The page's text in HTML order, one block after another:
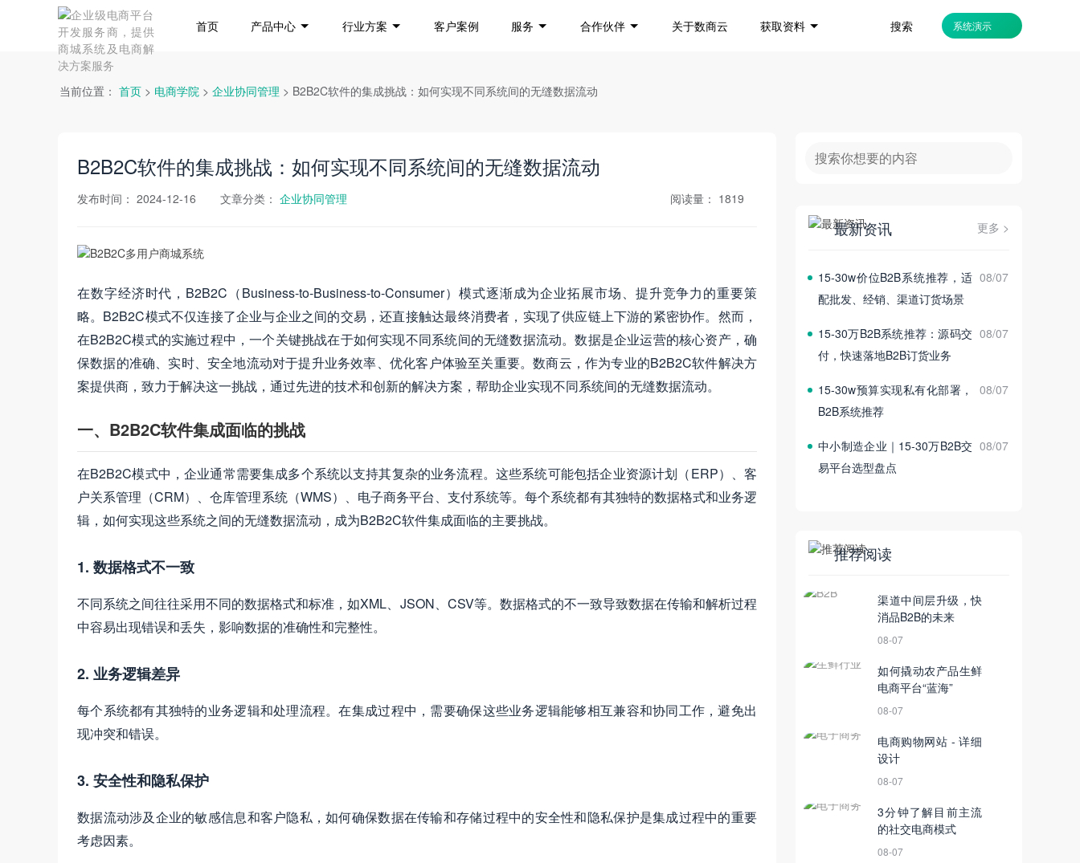
首页 产品中心 行业方案 客户案例 服务 合作伙伴 关于数商云 获取资料 搜索 系统演示
当前位置： 首页 > 电商学院 > 企业协同管理 > B2B2C软件的集成挑战：如何实现不同系统间的无缝数据流动
B2B2C软件的集成挑战：如何实现不同系统间的无缝数据流动
发布时间： 2024-12-16 文章分类： 企业协同管理 阅读量： 1819
在数字经济时代，B2B2C（Business-to-Business-to-Consumer）模式逐渐成为企业拓展市场、提升竞争力的重要策
略。B2B2C模式不仅连接了企业与企业之间的交易，还直接触达最终消费者，实现了供应链上下游的紧密协作。然而，
在B2B2C模式的实施过程中，一个关键挑战在于如何实现不同系统间的无缝数据流动。数据是企业运营的核心资产，确
保数据的准确、实时、安全地流动对于提升业务效率、优化客户体验至关重要。数商云，作为专业的B2B2C软件解决方
案提供商，致力于解决这一挑战，通过先进的技术和创新的解决方案，帮助企业实现不同系统间的无缝数据流动。
一、B2B2C软件集成面临的挑战
在B2B2C模式中，企业通常需要集成多个系统以支持其复杂的业务流程。这些系统可能包括企业资源计划（ERP）、客
户关系管理（CRM）、仓库管理系统（WMS）、电子商务平台、支付系统等。每个系统都有其独特的数据格式和业务逻
辑，如何实现这些系统之间的无缝数据流动，成为B2B2C软件集成面临的主要挑战。
1. 数据格式不一致
不同系统之间往往采用不同的数据格式和标准，如XML、JSON、CSV等。数据格式的不一致导致数据在传输和解析过程
中容易出现错误和丢失，影响数据的准确性和完整性。
2. 业务逻辑差异
每个系统都有其独特的业务逻辑和处理流程。在集成过程中，需要确保这些业务逻辑能够相互兼容和协同工作，避免出
现冲突和错误。
3. 安全性和隐私保护
数据流动涉及企业的敏感信息和客户隐私，如何确保数据在传输和存储过程中的安全性和隐私保护是集成过程中的重要
考虑因素。
最新资讯 更多 >
15‑30w价位B2B系统推荐，适
配批发、经销、渠道订货场景
08/07
15‑30万B2B系统推荐：源码交
付，快速落地B2B订货业务
08/07
15‑30w预算实现私有化部署，
B2B系统推荐
08/07
中小制造企业｜15‑30万B2B交
易平台选型盘点
08/07
推荐阅读
渠道中间层升级，快
消品B2B的未来
08-07
如何撬动农产品生鲜
电商平台“蓝海”
08-07
电商购物网站 - 详细
设计
08-07
3分钟了解目前主流
的社交电商模式
08-07